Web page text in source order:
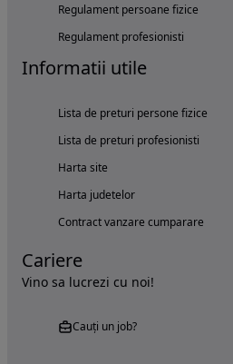
Regulament persoane fizice
Regulament profesionisti
Informatii utile
Lista de preturi persone fizice
Lista de preturi profesionisti
Harta site
Harta judetelor
Contract vanzare cumparare
Cariere
Vino sa lucrezi cu noi!
Cauți un job?